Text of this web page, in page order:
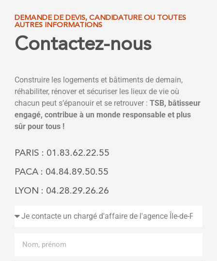
DEMANDE DE DEVIS, CANDIDATURE OU TOUTES
AUTRES INFORMATIONS
Contactez-nous
Construire les logements et bâtiments de demain,
réhabiliter, rénover et sécuriser les lieux de vie où
chacun peut s’épanouir et se retrouver : TSB, bâtisseur
engagé, contribue à un monde responsable et plus
sûr pour tous !
PARIS : 01.83.62.22.55
PACA : 04.84.89.50.55
LYON : 04.28.29.26.26